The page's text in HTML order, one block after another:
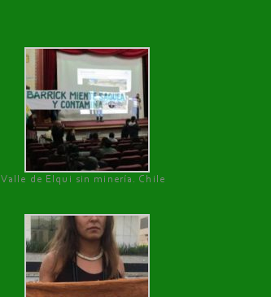
Valle de Elqui sin minería. Chile